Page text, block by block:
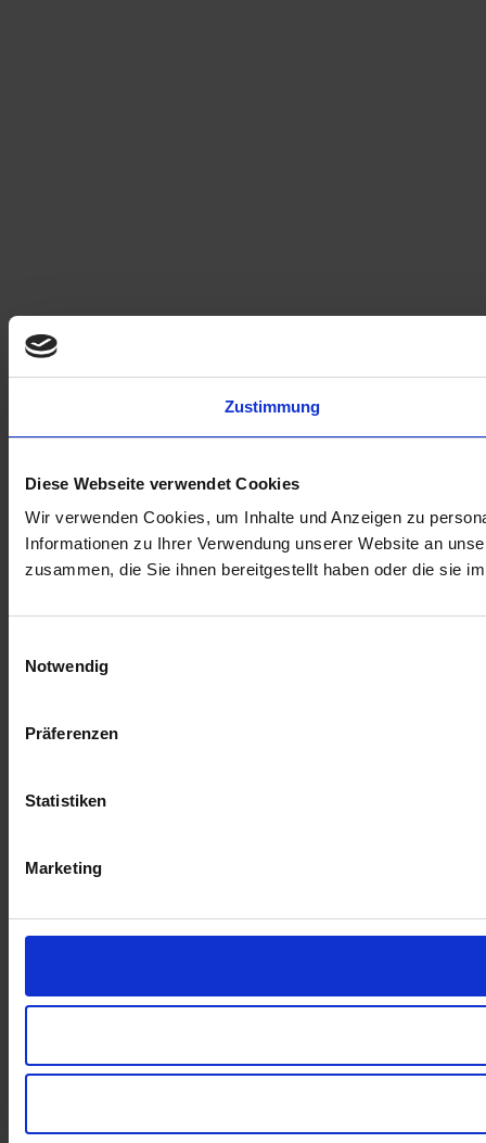
Zustimmung
Diese Webseite verwendet Cookies
Wir verwenden Cookies, um Inhalte und Anzeigen zu
Informationen zu Ihrer Verwendung unserer Website an
zusammen, die Sie ihnen bereitgestellt haben oder die sie
Notwendig
Präferenzen
Statistiken
Marketing